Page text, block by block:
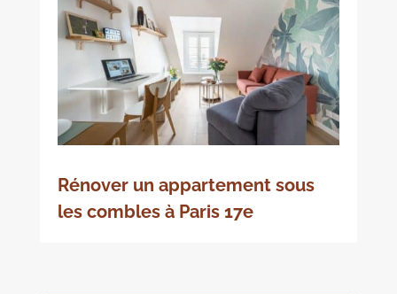
Rénover un appartement sous
les combles à Paris 17e